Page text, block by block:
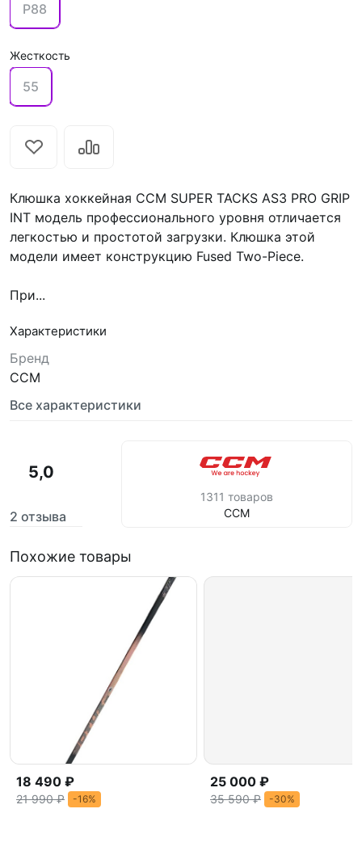
P88
Жесткость
55
Клюшка хоккейная CCM SUPER TACKS AS3 PRO GRIP
INT модель профессионального уровня отличается
легкостью и простотой загрузки. Клюшка этой
модели имеет конструкцию Fused Two-Piece.
При...
Характеристики
Бренд
CCM
Все характеристики
5,0
2 отзыва
1311 товаров
CCM
Похожие товары
18 490 ₽
21 990 ₽ -16%
25 000 ₽
35 590 ₽ -30%